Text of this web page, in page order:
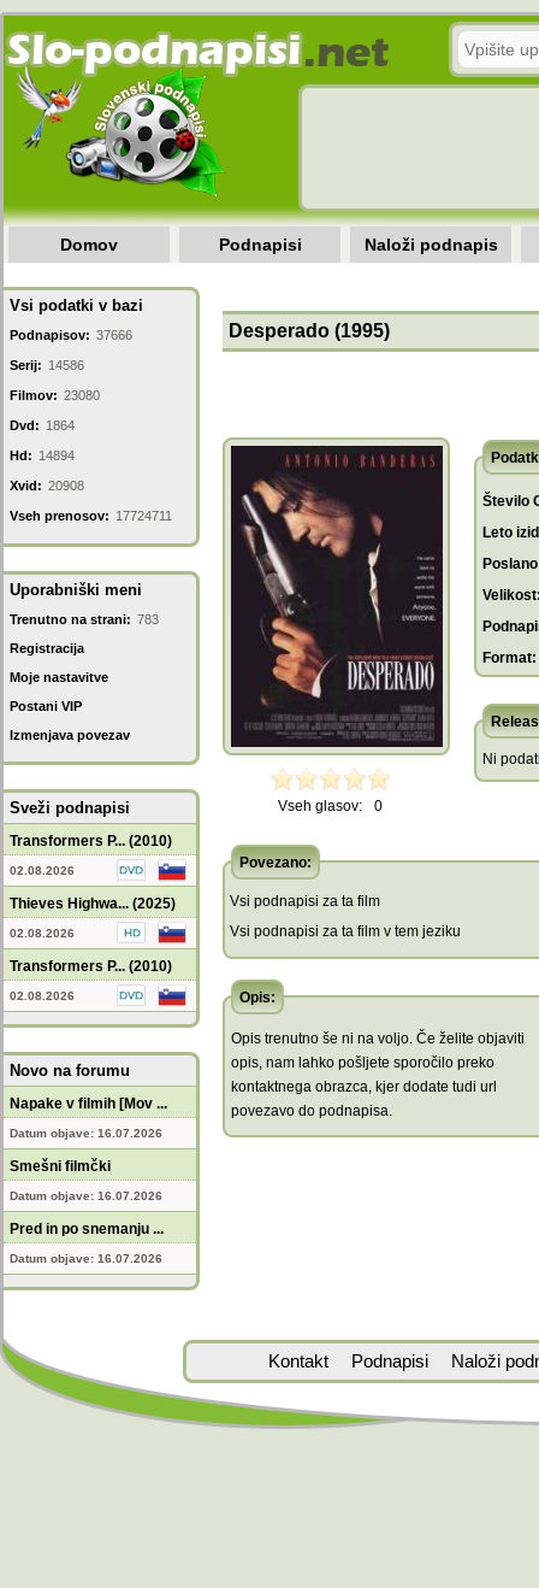
Domov Podnapisi Naloži podnapis
Vsi podatki v bazi
Podnapisov: 37666
Serij: 14586
Filmov: 23080
Dvd: 1864
Hd: 14894
Xvid: 20908
Vseh prenosov: 17724711
Uporabniški meni
Trenutno na strani: 783
Registracija
Moje nastavitve
Postani VIP
Izmenjava povezav
Sveži podnapisi
Transformers P... (2010)
02.08.2026
Thieves Highwa... (2025)
02.08.2026
Transformers P... (2010)
02.08.2026
Novo na forumu
Napake v filmih [Mov ...
Datum objave: 16.07.2026
Smešni filmčki
Datum objave: 16.07.2026
Pred in po snemanju ...
Datum objave: 16.07.2026
Desperado (1995)
Vseh glasov: 0
Število
Leto
Format:
Ni
Povezano:
Vsi podnapisi za ta film
Vsi podnapisi za ta film v tem jeziku
Opis:
Opis trenutno še ni na voljo. Če želite objaviti
opis, nam lahko pošljete sporočilo preko
kontaktnega obrazca, kjer dodate tudi url
povezavo do podnapisa.
Kontakt Podnapisi Naloži